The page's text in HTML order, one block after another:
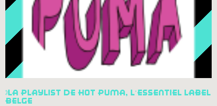
la playlist de hot puma, l’essentiel label
belge